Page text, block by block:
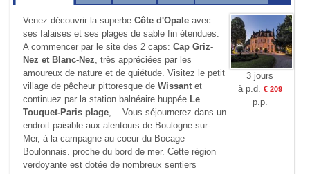
Venez découvrir la superbeCôte d'Opale avec
ses falaises et ses plages de sable fin étendues.
A commencer par le site des 2 caps:Cap Griz-
Nez et Blanc-Nez, très appréciées par les
amoureux de nature et de quiétude. Visitez le petit
village de pêcheur pittoresque deWissantet
continuez par la station balnéaire huppée Le
Touquet-Paris plage,... Vous séjournerez dans un
endroit paisible aux alentours de Boulogne-sur-
Mer, à la campagne au coeur du Bocage
Boulonnais. proche du bord de mer. Cette région
verdoyante est dotée de nombreux sentiers
3 jours
à p.d.
€ 209
p.p.